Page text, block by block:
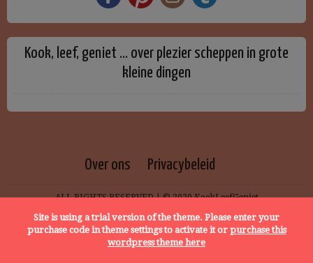
START READING MODE ADD TO MEAL PLAN
Kook, leef, geniet … over plezier scheppen in grote
kleine dingen
Over ons Privacybeleid
ALL RIGHTS RESERVED | © 2020 KookLeefGeniet
Site is using a trial version of the theme. Please enter your
purchase code in theme settings to activate it or purchase this
wordpress theme here